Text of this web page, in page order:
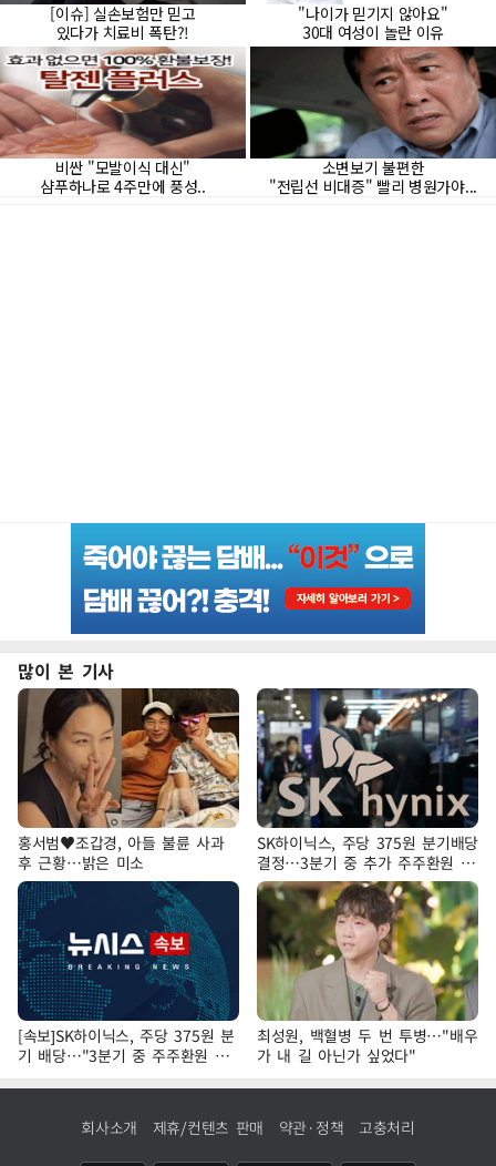
많이 본 기사
홍서범♥조갑경, 아들 불륜 사과
후 근황…밝은 미소
SK하이닉스, 주당 375원 분기배당
결정…3분기 중 추가 주주환원 발
표
[속보]SK하이닉스, 주당 375원 분
기 배당…"3분기 중 주주환원 방
안 확정"
최성원, 백혈병 두 번 투병…"배우
가 내 길 아닌가 싶었다"
회사소개 제휴/컨텐츠 판매 약관·정책 고충처리